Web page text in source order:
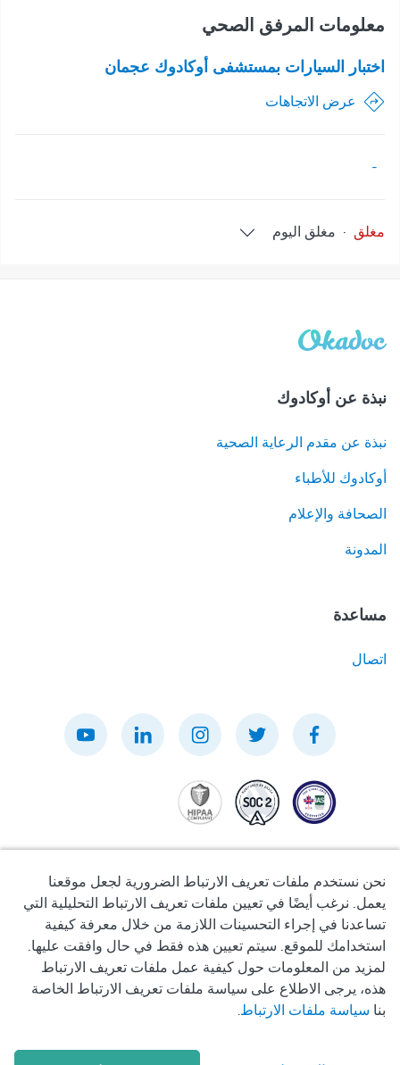
معلومات المرفق الصحي
اختبار السيارات بمستشفى أوكادوك عجمان
عرض الاتجاهات
-
مغلق · مغلق اليوم
نبذة عن أوكادوك
نبذة عن مقدم الرعاية الصحية
أوكادوك للأطباء
الصحافة والإعلام
المدونة
مساعدة
اتصال
سياسة الخصوصية
شروط الاستخدام
سياسة ملفات تعريف الارتباط
نحن نستخدم ملفات تعريف الارتباط الضرورية لجعل موقعنا
يعمل. نرغب أيضًا في تعيين ملفات تعريف الارتباط التحليلية التي
تساعدنا في إجراء التحسينات اللازمة من خلال معرفة كيفية
استخدامك للموقع. سيتم تعيين هذه فقط في حال وافقت عليها.
لمزيد من المعلومات حول كيفية عمل ملفات تعريف الارتباط
هذه، يرجى الاطلاع على سياسة ملفات تعريف الارتباط الخاصة
بنا سياسة ملفات الارتباط.